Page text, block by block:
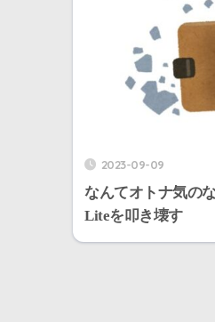
2023-09-09
なんてオトナ気の
Liteを叩き壊す